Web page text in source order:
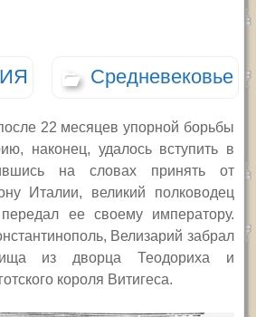
Средневековье
22 месяцев упорной борьбы
наконец, удалось вступить в
на словах принять от
Италии, великий полководец
ее своему императору.
Велизарий забрал
из дворца Теодориха и
короля Витигеса.